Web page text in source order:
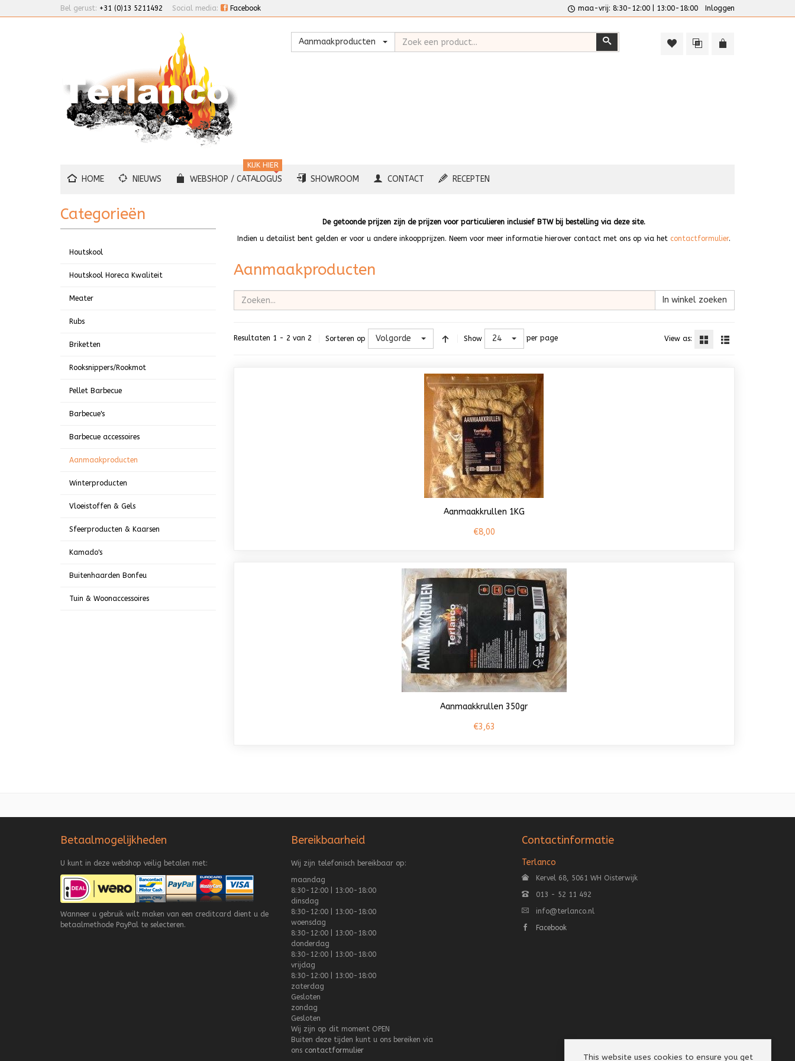
Bel gerust: +31 (0)13 5211492 Social media: Facebook Inloggen
maa-vrij: 8:30-12:00 | 13:00-18:00
Aanmaakproducten Zoeken
Zoeken
HOME NIEUWS WEBSHOP / CATALOGUS
KIJK HIER
SHOWROOM CONTACT RECEPTEN
De getoonde prijzen zijn de prijzen voor particulieren inclusief BTW bij bestelling via deze site.
Indien u detailist bent gelden er voor u andere inkoopprijzen. Neem voor meer informatie hierover contact met ons op via het contactformulier.
Aanmaakproducten
In winkel zoeken
Resultaten 1 - 2 van 2 Sorteren op Volgorde Show 24 per page View as:
Aanmaakkrullen 1KG
€8,00
Aanmaakkrullen 350gr
€3,63
Categorieën
Houtskool
Houtskool Horeca Kwaliteit
Meater
Rubs
Briketten
Rooksnippers/Rookmot
Pellet Barbecue
Barbecue's
Barbecue accessoires
Aanmaakproducten
Winterproducten
Vloeistoffen & Gels
Sfeerproducten & Kaarsen
Kamado's
Buitenhaarden Bonfeu
Tuin & Woonaccessoires
Betaalmogelijkheden
U kunt in deze webshop veilig betalen met:
Wanneer u gebruik wilt maken van een creditcard dient u de
betaalmethode PayPal te selecteren.
Bereikbaarheid
Wij zijn telefonisch bereikbaar op:
maandag
8:30-12:00 | 13:00-18:00
dinsdag
8:30-12:00 | 13:00-18:00
woensdag
8:30-12:00 | 13:00-18:00
donderdag
8:30-12:00 | 13:00-18:00
vrijdag
8:30-12:00 | 13:00-18:00
zaterdag
Gesloten
zondag
Gesloten
Wij zijn op dit moment OPEN
Buiten deze tijden kunt u ons bereiken via
ons contactformulier
Contactinformatie
Terlanco
Kervel 68, 5061 WH Oisterwijk
013 - 52 11 492
info@terlanco.nl
Facebook
This website uses cookies to ensure you get